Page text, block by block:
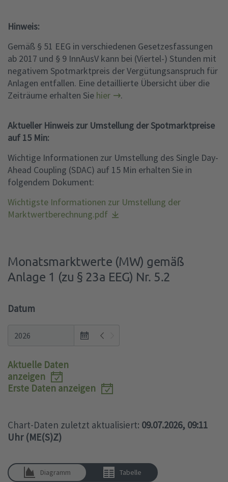
Hinweis:
Gemäß § 51 EEG in verschiedenen Gesetzesfassungen
ab 2017 und § 9 InnAusV kann bei (Viertel-) Stunden mit
negativem Spotmarktpreis der Vergütungsanspruch für
Anlagen entfallen. Eine detaillierte Übersicht über die
Zeiträume erhalten Sie hier .
Aktueller Hinweis zur Umstellung der Spotmarktpreise
auf 15 Min:
Wichtige Informationen zur Umstellung des Single Day-
Ahead Coupling (SDAC) auf 15 Min erhalten Sie in
folgendem Dokument:
Wichtigste Informationen zur Umstellung der
Marktwertberechnung.pdf
Monatsmarktwerte (MW) gemäß
Anlage 1 (zu § 23a EEG) Nr. 5.2
Datum
Open
Aktuelle Daten
anzeigen
Erste Daten anzeigen
Chart-Daten zuletzt aktualisiert: 09.07.2026, 09:11
Uhr (ME(S)Z)
Diagramm Tabelle